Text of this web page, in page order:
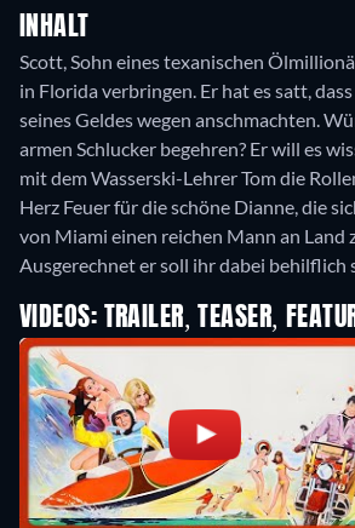
INHALT
Scott, Sohn eines texanischen
in Florida verbringen. Er hat es satt,
seines Geldes wegen anschmachten.
armen Schlucker begehren? Er will es
mit dem Wasserski-Lehrer Tom die
Herz Feuer für die schöne Dianne, die
von Miami einen reichen Mann an Land
Ausgerechnet er soll ihr dabei behilflich
VIDEOS: TRAILER, TEASER,